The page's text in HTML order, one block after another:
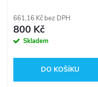
661,16 Kč bez DPH
800 Kč
Skladem
DO KOŠÍKU